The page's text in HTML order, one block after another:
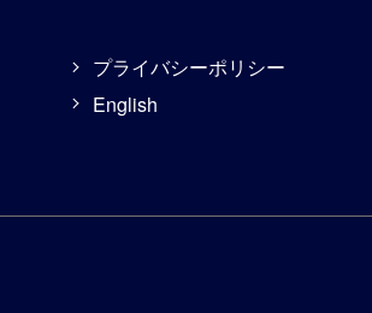
プライバシーポリシー
English